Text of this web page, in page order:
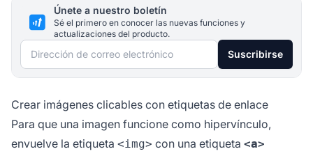
Únete a nuestro boletín
Sé el primero en conocer las nuevas funciones y
actualizaciones del producto.
Dirección de correo electrónico Suscribirse
Crear imágenes clicables con etiquetas de enlace
Para que una imagen funcione como hipervínculo,
envuelve la etiqueta <img> con una etiqueta <a>